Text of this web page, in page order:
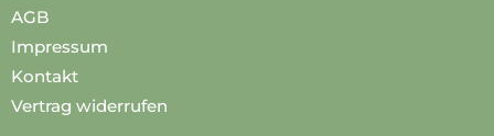
AGB
Impressum
Kontakt
Vertrag widerrufen